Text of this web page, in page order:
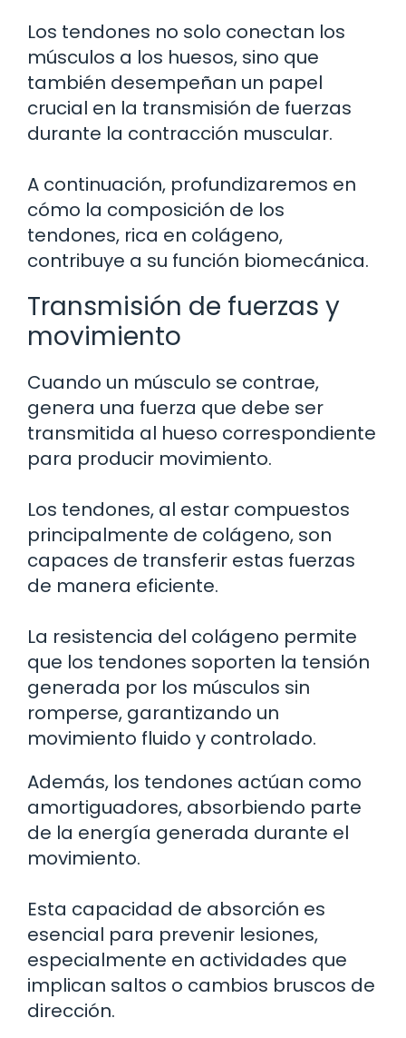
Los tendones no solo conectan los
músculos a los huesos, sino que
también desempeñan un papel
crucial en la transmisión de fuerzas
durante la contracción muscular.
A continuación, profundizaremos en
cómo la composición de los
tendones, rica en colágeno,
contribuye a su función biomecánica.
Transmisión de fuerzas y
movimiento
Cuando un músculo se contrae,
genera una fuerza que debe ser
transmitida al hueso correspondiente
para producir movimiento.
Los tendones, al estar compuestos
principalmente de colágeno, son
capaces de transferir estas fuerzas
de manera eficiente.
La resistencia del colágeno permite
que los tendones soporten la tensión
generada por los músculos sin
romperse, garantizando un
movimiento fluido y controlado.
Además, los tendones actúan como
amortiguadores, absorbiendo parte
de la energía generada durante el
movimiento.
Esta capacidad de absorción es
esencial para prevenir lesiones,
especialmente en actividades que
implican saltos o cambios bruscos de
dirección.